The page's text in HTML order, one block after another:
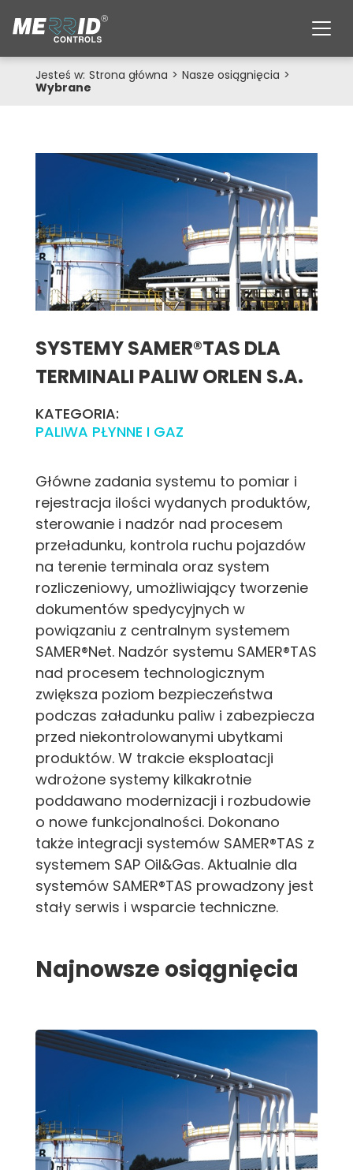
Jesteś w: Strona główna > Nasze osiągnięcia >
Wybrane
SYSTEMY SAMER®TAS DLA
TERMINALI PALIW ORLEN S.A.
KATEGORIA:
PALIWA PŁYNNE I GAZ
Główne zadania systemu to pomiar i
rejestracja ilości wydanych produktów,
sterowanie i nadzór nad procesem
przeładunku, kontrola ruchu pojazdów
na terenie terminala oraz system
rozliczeniowy, umożliwiający tworzenie
dokumentów spedycyjnych w
powiązaniu z centralnym systemem
SAMER®Net. Nadzór systemu SAMER®TAS
nad procesem technologicznym
zwiększa poziom bezpieczeństwa
podczas załadunku paliw i zabezpiecza
przed niekontrolowanymi ubytkami
produktów. W trakcie eksploatacji
wdrożone systemy kilkakrotnie
poddawano modernizacji i rozbudowie
o nowe funkcjonalności. Dokonano
także integracji systemów SAMER®TAS z
systemem SAP Oil&Gas. Aktualnie dla
systemów SAMER®TAS prowadzony jest
stały serwis i wsparcie techniczne.
Najnowsze osiągnięcia